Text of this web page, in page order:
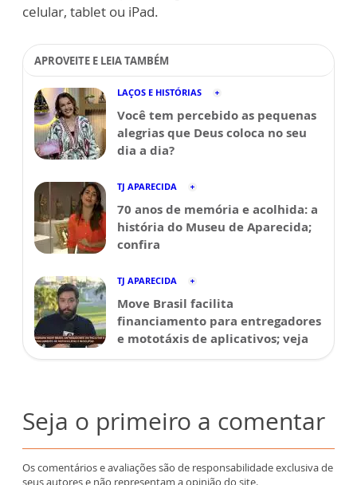
celular, tablet ou iPad.
APROVEITE E LEIA TAMBÉM
LAÇOS E HISTÓRIAS
Você tem percebido as pequenas
alegrias que Deus coloca no seu
dia a dia?
TJ APARECIDA
70 anos de memória e acolhida: a
história do Museu de Aparecida;
confira
TJ APARECIDA
Move Brasil facilita
financiamento para entregadores
e mototáxis de aplicativos; veja
Seja o primeiro a comentar
Os comentários e avaliações são de responsabilidade exclusiva de
seus autores e não representam a opinião do site.